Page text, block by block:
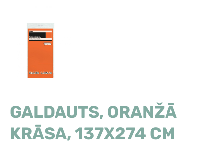
GALDAUTS, ORANŽĀ
KRĀSA, 137X274 CM